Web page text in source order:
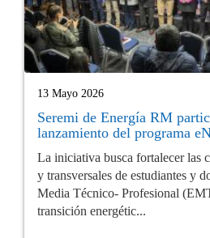
13 Mayo 2026
Seremi de Energía RM
lanzamiento del programa
La iniciativa busca fortalecer las
y transversales de estudiantes y
Media Técnico- Profesional
transición energétic...